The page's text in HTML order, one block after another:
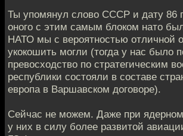
Ты упомянул слово СССР и дату 86
оного с этим самым блоком нато
НАТО мы с вероятностью отличной
укокошить могли (тогда у нас было
превосходство по стратегическим
республики состояли в составе
европа в Варшавском договоре).
Сейчас не можем. Даже при
у них в силу более развитой